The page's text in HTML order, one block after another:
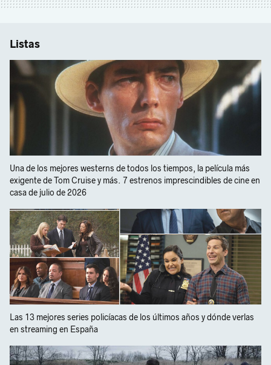
Listas
Una de los mejores westerns de todos los tiempos, la película más
exigente de Tom Cruise y más. 7 estrenos imprescindibles de cine en
casa de julio de 2026
Las 13 mejores series policíacas de los últimos años y dónde verlas
en streaming en España